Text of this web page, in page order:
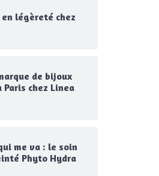
légèreté chez
de bijoux
chez Linea
me va : le soin
Phyto Hydra